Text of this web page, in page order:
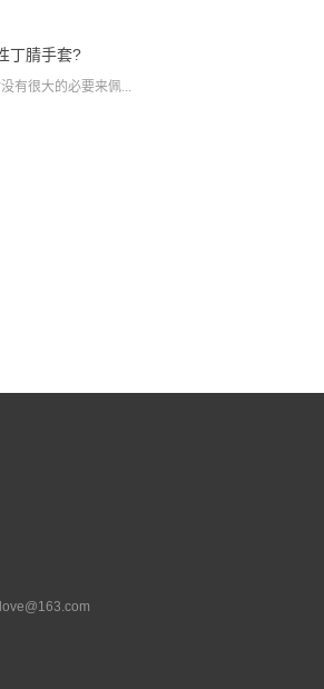
丁腈手套?
有很大的必要来佩...